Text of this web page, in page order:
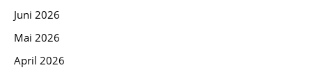
Juni 2026
Mai 2026
April 2026